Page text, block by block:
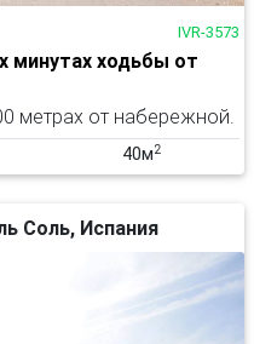
IVR-3573
минутах ходьбы от
метрах от набережной.
40м2
Соль, Испания